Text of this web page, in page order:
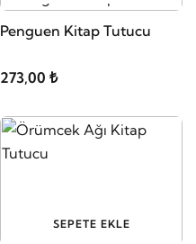
Penguen Kitap Tutucu
273,00 ₺
SEPETE EKLE